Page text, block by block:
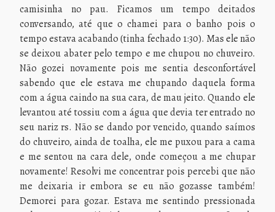
camisinha no pau. Ficamos um tempo deitados
conversando, até que o chamei para o banho pois o
tempo estava acabando (tinha fechado 1:30). Mas ele não
se deixou abater pelo tempo e me chupou no chuveiro.
Não gozei novamente pois me sentia desconfortável
sabendo que ele estava me chupando daquela forma
com a água caindo na sua cara, de mau jeito. Quando ele
levantou até tossiu com a água que devia ter entrado no
seu nariz rs. Não se dando por vencido, quando saímos
do chuveiro, ainda de toalha, ele me puxou para a cama
e me sentou na cara dele, onde começou a me chupar
novamente! Resolvi me concentrar pois percebi que não
me deixaria ir embora se eu não gozasse também!
Demorei para gozar. Estava me sentindo pressionada